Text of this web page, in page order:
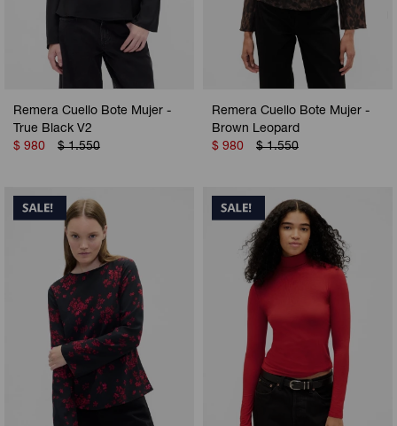
Remera Cuello Bote Mujer -
True Black V2
$ 980 $ 1.550
Remera Cuello Bote Mujer -
Brown Leopard
$ 980 $ 1.550